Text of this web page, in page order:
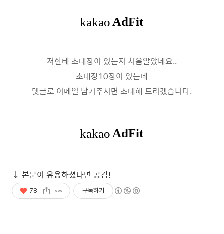
저한테 초대장이 있는지 처음알았네요..
초대장10장이 있는데
댓글로 이메일 남겨주시면 초대해 드리겠습니다.
78 구독하기